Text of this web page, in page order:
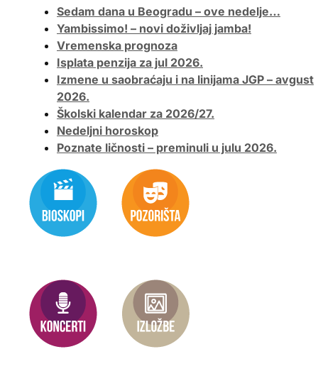
Sedam dana u Beogradu – ove nedelje…
Yambissimo! – novi doživljaj jamba!
Vremenska prognoza
Isplata penzija za jul 2026.
Izmene u saobraćaju i na linijama JGP – avgust
2026.
Školski kalendar za 2026/27.
Nedeljni horoskop
Poznate ličnosti – preminuli u julu 2026.